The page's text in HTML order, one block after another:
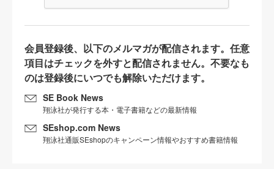
会員登録後、以下のメルマガが配信されます。任意
項目はチェックを外すと配信されません。不要なも
のは登録後にいつでも解除いただけます。
SE Book News
翔泳社が発行する本・電子書籍などの最新情報
SEshop.com News
翔泳社通販SEshopのキャンペーン情報やおすすめ書籍情報